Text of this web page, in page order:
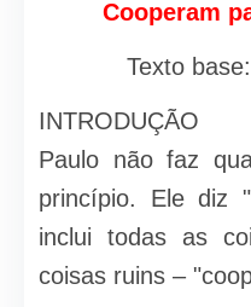
Cooperam
Texto
INTRODUÇÃO
Paulo não faz
princípio. Ele diz
inclui todas as
coisas ruins –